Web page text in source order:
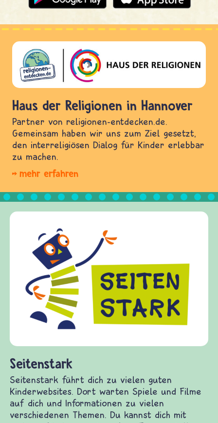
Haus der Religionen in Hannover
Partner von religionen-entdecken.de.
Gemeinsam haben wir uns zum Ziel gesetzt,
den interreligiösen Dialog für Kinder erlebbar
zu machen.
mehr erfahren
frieden-fragen.de
Kinder, Eltern und
Fragen von Krieg
Gewalt informiert
diesem
fragen.de bietet
und Frieden, Streit